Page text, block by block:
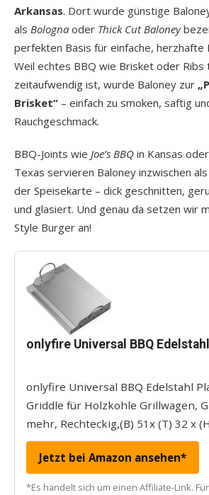
Arkansas. Dort wurde günstige
als Bologna oder Thick Cut Baloney
perfekten Basis für einfache, herzhafte
Weil echtes BBQ wie Brisket oder Ribs
zeitaufwendig ist, wurde Baloney zur
Brisket“ – einfach zu smoken, saftig
Rauchgeschmack.
BBQ-Joints wie Joe’s BBQ in Kansas oder
Texas servieren Baloney inzwischen
der Speisekarte – dick geschnitten,
und glasiert. Und genau da setzen wir
Style Burger an!
onlyfire Universal BBQ
onlyfire Universal BBQ Edelstahl
Griddle für Holzkohle Grillwagen,
mehr, Rechteckig,(B) 51x (T) 32 x
Jetzt bei Amazon ansehen*
*Es handelt sich um einen Affiliate-Link.